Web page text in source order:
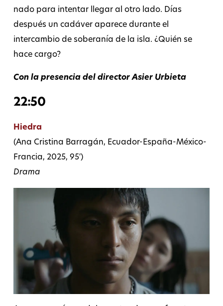
nado para intentar llegar al otro lado. Días
después un cadáver aparece durante el
intercambio de soberanía de la isla. ¿Quién se
hace cargo?
Con la presencia del director Asier Urbieta
22:50
Hiedra
(Ana Cristina Barragán, Ecuador-España-México-
Francia, 2025, 95′)
Drama